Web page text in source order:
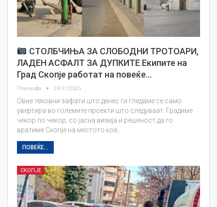
СТОЛБЧИЊА ЗА СЛОБОДНИ ТРОТОАРИ,
ЛАДЕН АСФАЛТ ЗА ДУПКИТЕ Екипите на
Град Скопје работат на повеќе…
Плусинфо 24/11/2025
Овие тековни зафати што денес ги гледаме се само
увертира во големите проекти што следуваат. Градиме
чекор по чекор, со јасна визија и решеност да го
вратиме Скопје на местото кое…
ПОВЕЌЕ...
СКОПЈЕ